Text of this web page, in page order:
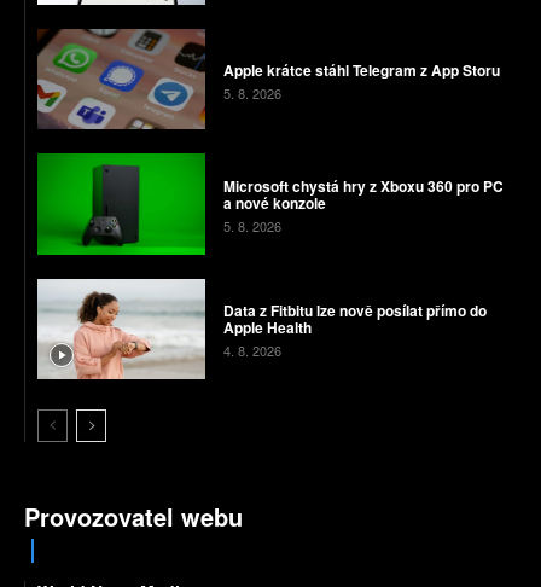
Apple krátce stáhl Telegram z App Storu
5. 8. 2026
Microsoft chystá hry z Xboxu 360 pro PC
a nové konzole
5. 8. 2026
Data z Fitbitu lze nově posílat přímo do
Apple Health
4. 8. 2026
Provozovatel webu